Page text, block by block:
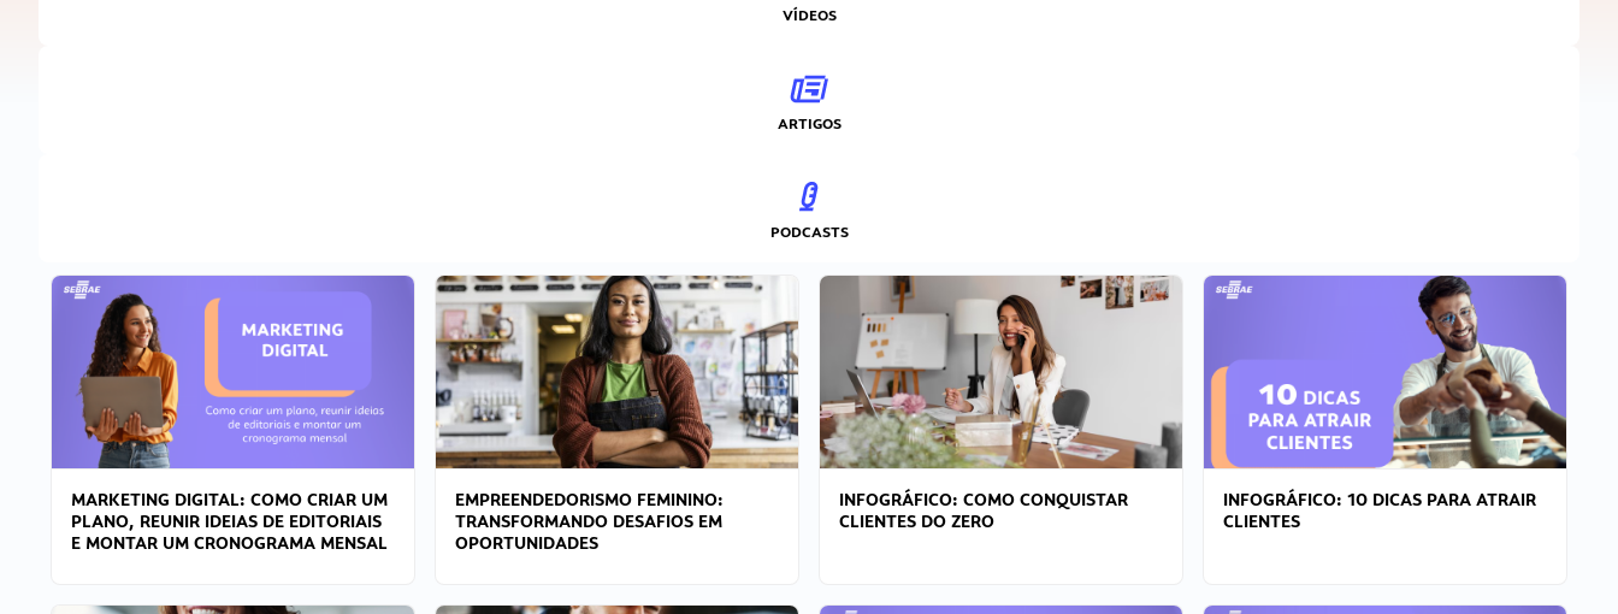
VÍDEOS
ARTIGOS
PODCASTS
MARKETING DIGITAL: COMO CRIAR UM
PLANO, REUNIR IDEIAS DE EDITORIAIS
E MONTAR UM CRONOGRAMA MENSAL
EMPREENDEDORISMO FEMININO:
TRANSFORMANDO DESAFIOS EM
OPORTUNIDADES
INFOGRÁFICO: COMO CONQUISTAR
CLIENTES DO ZERO
INFOGRÁFICO: 10 DICAS PARA ATRAIR
CLIENTES